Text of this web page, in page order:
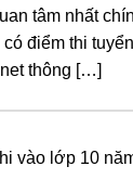
tâm nhất
điểm thi
thông […]
vào lớp 10